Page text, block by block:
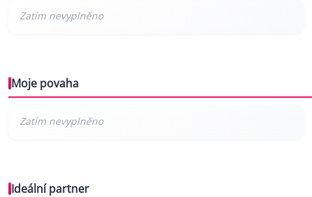
Moje povaha
Ideální partner